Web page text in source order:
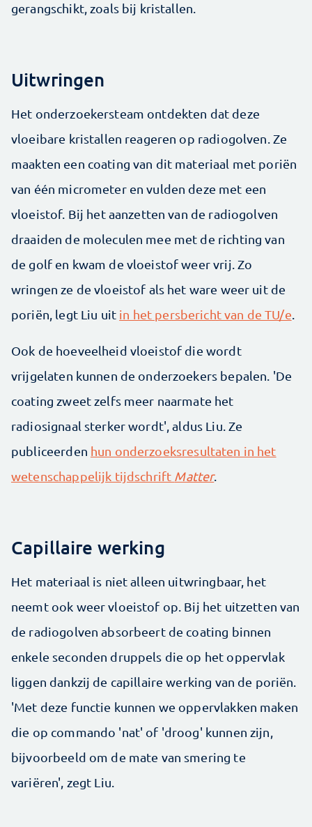
gerangschikt, zoals bij kristallen.
Uitwringen
Het onderzoekersteam ontdekten dat deze
vloeibare kristallen reageren op radiogolven. Ze
maakten een coating van dit materiaal met poriën
van één micrometer en vulden deze met een
vloeistof. Bij het aanzetten van de radiogolven
draaiden de moleculen mee met de richting van
de golf en kwam de vloeistof weer vrij. Zo
wringen ze de vloeistof als het ware weer uit de
poriën, legt Liu uit in het persbericht van de TU/e.
Ook de hoeveelheid vloeistof die wordt
vrijgelaten kunnen de onderzoekers bepalen. 'De
coating zweet zelfs meer naarmate het
radiosignaal sterker wordt', aldus Liu. Ze
publiceerden hun onderzoeksresultaten in het
wetenschappelijk tijdschrift Matter.
Capillaire werking
Het materiaal is niet alleen uitwringbaar, het
neemt ook weer vloeistof op. Bij het uitzetten van
de radiogolven absorbeert de coating binnen
enkele seconden druppels die op het oppervlak
liggen dankzij de capillaire werking van de poriën.
'Met deze functie kunnen we oppervlakken maken
die op commando 'nat' of 'droog' kunnen zijn,
bijvoorbeeld om de mate van smering te
variëren', zegt Liu.